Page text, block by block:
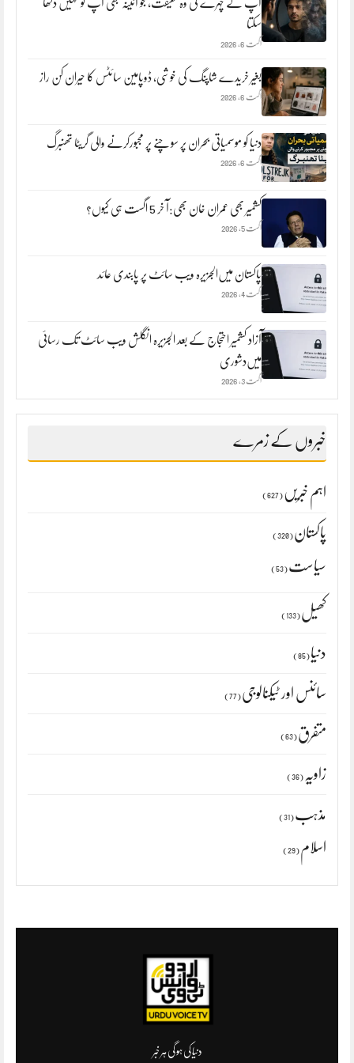
آپ کے چہرے کی وہ حقیقت، جو آئینہ بھی آپ کو نہیں دکھا
سکتا
اگست 6, 2026
بغیر خریدے شاپنگ کی خوشی، ڈوپامین سائٹس کا حیران کن راز
اگست 6, 2026
دنیا کو موسمیاتی بحران پر سوچنے پر مجبورکرنے والی گریٹا تھنبرگ
اگست 6, 2026
کشمیر بھی عمران خان بھی:آ خر 5 اگست ہی کیوں؟
اگست 5, 2026
پاکستان میں‌الجزیرہ ویب سائٹ پر پابندی عائد
اگست 4, 2026
آزاد کشمیر احتجاج کے بعد الجزیرہ انگلش ویب سائٹ تک رسائی
میں‌دشوری
اگست 3, 2026
خبروں کے زمرے
اہم خبریں (627)
پاکستان (320)
سیاست (53)
کھیل (133)
دنیا (85)
سائنس اور ٹیکنالوجی (77)
متفرق (63)
زاویہ (36)
مذہب (31)
اسلام (29)
دنیا کی ہو گی ہر خبر